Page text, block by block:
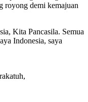
royong demi kemajuan
Kita Pancasila. Semua
Indonesia, saya